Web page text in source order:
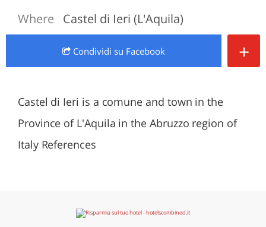
Where Castel di Ieri (L'Aquila)
Condividi su Facebook +
Castel di Ieri is a comune and town in the
Province of L'Aquila in the Abruzzo region of
Italy References